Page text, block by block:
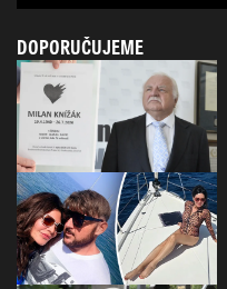
DOPORUČUJEME